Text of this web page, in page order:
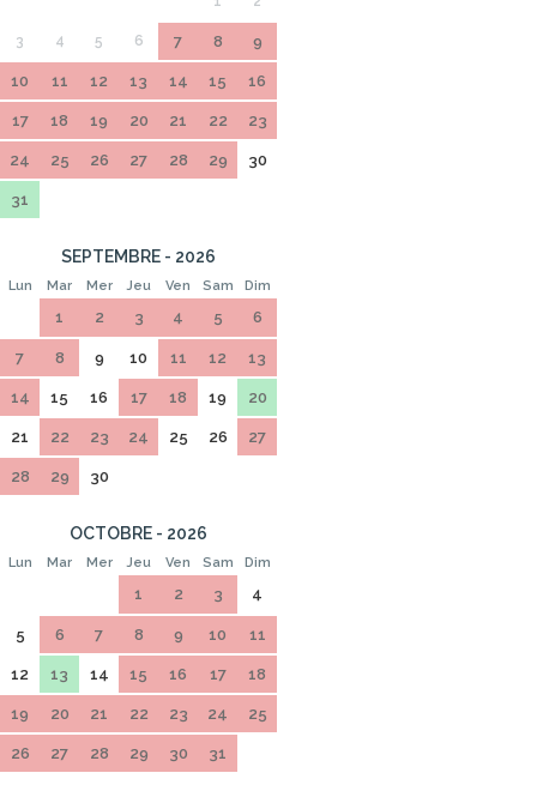
3 4 5 6 7 8 9
10 11 12 13 14 15 16
17 18 19 20 21 22 23
24 25 26 27 28 29 30
31
SEPTEMBRE - 2026
Lun Mar Mer Jeu Ven Sam Dim
1 2 3 4 5 6
7 8 9 10 11 12 13
14 15 16 17 18 19 20
21 22 23 24 25 26 27
28 29 30
OCTOBRE - 2026
Lun Mar Mer Jeu Ven Sam Dim
1 2 3 4
5 6 7 8 9 10 11
12 13 14 15 16 17 18
19 20 21 22 23 24 25
26 27 28 29 30 31